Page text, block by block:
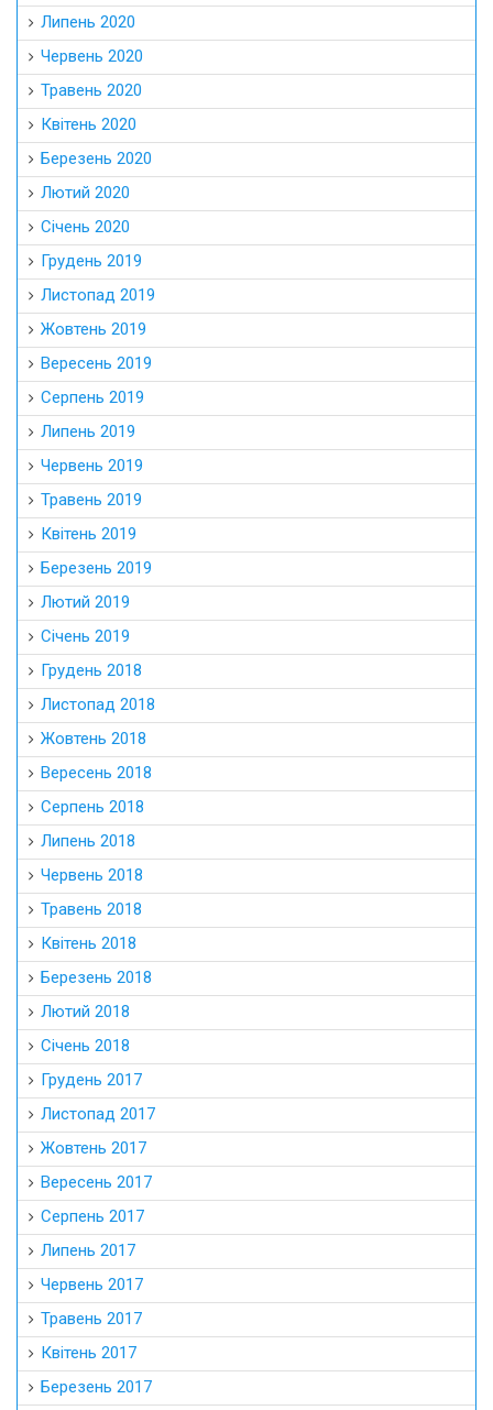
Липень 2020
Червень 2020
Травень 2020
Квітень 2020
Березень 2020
Лютий 2020
Січень 2020
Грудень 2019
Листопад 2019
Жовтень 2019
Вересень 2019
Серпень 2019
Липень 2019
Червень 2019
Травень 2019
Квітень 2019
Березень 2019
Лютий 2019
Січень 2019
Грудень 2018
Листопад 2018
Жовтень 2018
Вересень 2018
Серпень 2018
Липень 2018
Червень 2018
Травень 2018
Квітень 2018
Березень 2018
Лютий 2018
Січень 2018
Грудень 2017
Листопад 2017
Жовтень 2017
Вересень 2017
Серпень 2017
Липень 2017
Червень 2017
Травень 2017
Квітень 2017
Березень 2017